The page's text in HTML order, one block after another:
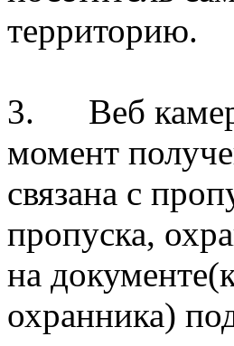
территорию.
3. Веб камера
момент
связана с
пропуска,
на
охранника)